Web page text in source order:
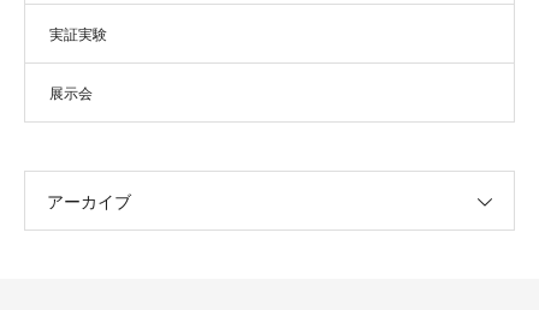
実証実験
展示会
アーカイブ